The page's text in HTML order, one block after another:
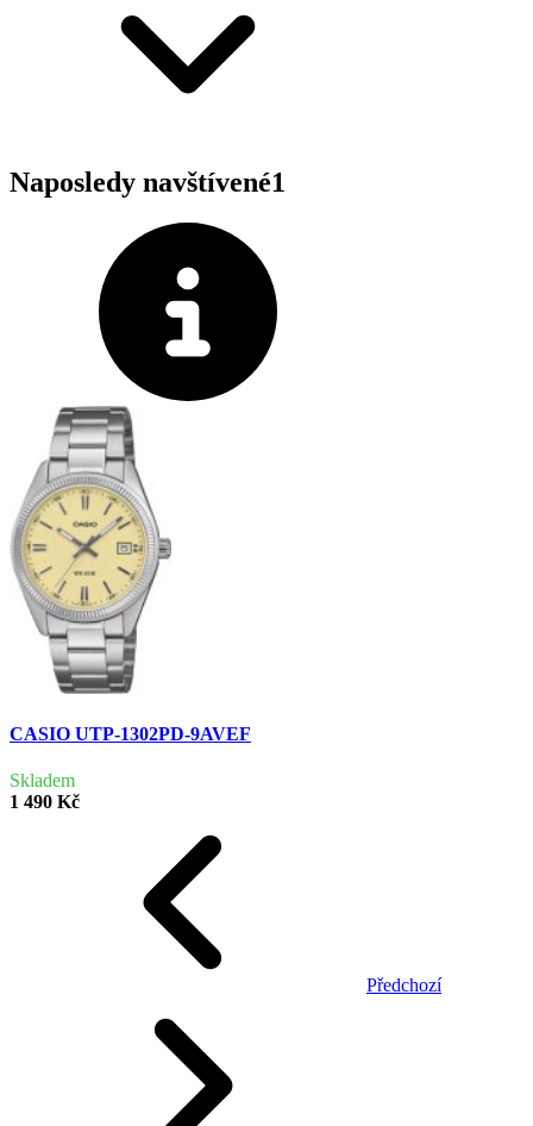
Naposledy navštívené1
CASIO UTP-1302PD-9AVEF
Skladem
1 490 Kč
Předchozí